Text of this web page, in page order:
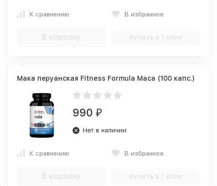
К сравнению В избранное
В корзину Купить в 1 клик
Мака перуанская Fitness Formula Maca (100 капс.)
990 ₽
Нет в наличии
К сравнению В избранное
В корзину Купить в 1 клик